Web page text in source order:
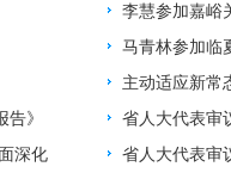
》
深化
人大在地方立
李慧参加嘉峪
履行职责 服务
马青林参加临
革开放和经济
主动适应新
各代表团审议
省人大代表
省人大代表审